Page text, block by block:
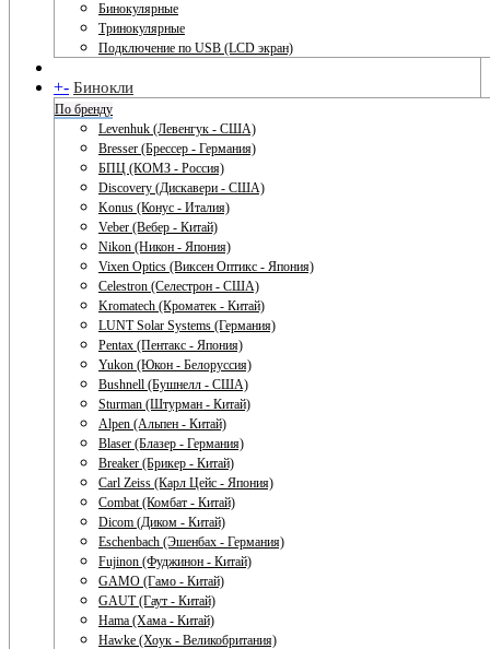
Бинокулярные
Тринокулярные
Подключение по USB (LCD экран)
+- Бинокли
По бренду
Levenhuk (Левенгук - США)
Bresser (Брессер - Германия)
БПЦ (КОМЗ - Россия)
Discovery (Дискавери - США)
Konus (Конус - Италия)
Veber (Вебер - Китай)
Nikon (Никон - Япония)
Vixen Optics (Виксен Оптикс - Япония)
Celestron (Селестрон - США)
Kromatech (Кроматек - Китай)
LUNT Solar Systems (Германия)
Pentax (Пентакс - Япония)
Yukon (Юкон - Белоруссия)
Bushnell (Бушнелл - США)
Sturman (Штурман - Китай)
Alpen (Альпен - Китай)
Blaser (Блазер - Германия)
Breaker (Брикер - Китай)
Carl Zeiss (Карл Цейс - Япония)
Combat (Комбат - Китай)
Dicom (Диком - Китай)
Eschenbach (Эшенбах - Германия)
Fujinon (Фуджинон - Китай)
GAMO (Гамо - Китай)
GAUT (Гаут - Китай)
Hama (Хама - Китай)
Hawke (Хоук - Великобритания)